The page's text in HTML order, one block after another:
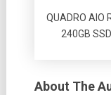
QUADRO AIO
240GB
About The